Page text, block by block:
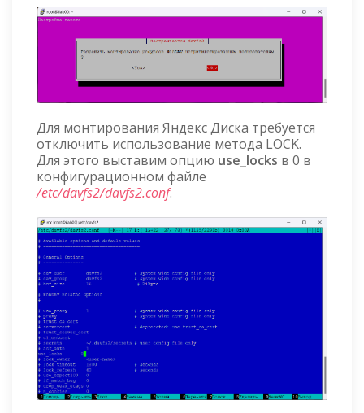
Для монтирования Яндекс Диска требуется
отключить использование метода LOCK.
Для этого выставим опцию use_locks в 0 в
конфигурационном файле
/etc/davfs2/davfs2.conf.